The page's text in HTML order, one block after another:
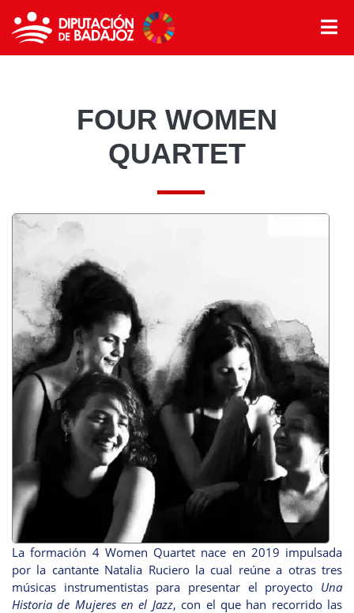
FOUR WOMEN
QUARTET
La formación 4 Women Quartet nace en 2019 impulsada
por la cantante Natalia Ruciero la cual reúne a otras tres
músicas instrumentistas para presentar el proyecto Una
Historia de Mujeres en el Jazz, con el que han recorrido las